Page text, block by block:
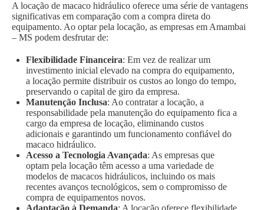
A locação de macaco hidráulico oferece uma série de vantagens
significativas em comparação com a compra direta do
equipamento. Ao optar pela locação, as empresas em Amambai
– MS podem desfrutar de:
Flexibilidade Financeira: Em vez de realizar um
investimento inicial elevado na compra do equipamento,
a locação permite distribuir os custos ao longo do tempo,
preservando o capital de giro da empresa.
Manutenção Inclusa: Ao contratar a locação, a
responsabilidade pela manutenção do equipamento fica a
cargo da empresa de locação, eliminando custos
adicionais e garantindo um funcionamento confiável do
macaco hidráulico.
Acesso a Tecnologia Avançada: As empresas que
optam pela locação têm acesso a uma variedade de
modelos de macacos hidráulicos, incluindo os mais
recentes avanços tecnológicos, sem o compromisso de
compra de equipamentos novos.